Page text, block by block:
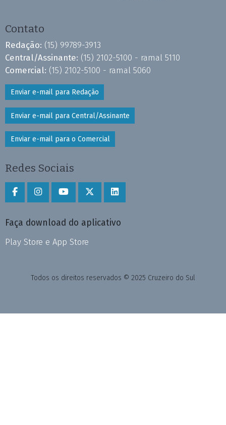
Contato
Redação: (15) 99789-3913
Central/Assinante: (15) 2102-5100 - ramal 5110
Comercial: (15) 2102-5100 - ramal 5060
Enviar e-mail para Redação
Enviar e-mail para Central/Assinante
Enviar e-mail para o Comercial
Redes Sociais
Faça download do aplicativo
Play Store e App Store
Todos os direitos reservados © 2025 Cruzeiro do Sul